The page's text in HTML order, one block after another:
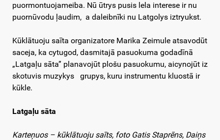
puormontuojameiba. Nū ūtrys pusis lela interese ir nu
puornūvodu ļaudim, a daleibnīki nu Latgolys iztryukst.
Kūklātuoju saīta organizatore Marika Zeimule atsavodūt
saceja, ka cytugod, dasmitajā pasuokuma godadīnā
„Latgaļu sāta” planavojūt plošu pasuokumu, aicynojūt iz
skotuvis muzykys grupys, kuru instrumentu kluostā ir
kūkle.
Latgaļu sāta
Karteņuos – kūklātuoju saīts, foto Gatis Staprēns, Daiņs